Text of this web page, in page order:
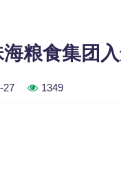
粮食集团
27 1349